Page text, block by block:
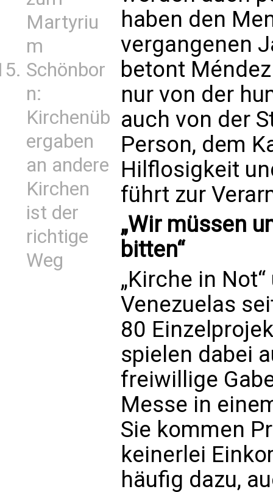
Martyriu
m
Schönbor
n:
Kirchenüb
ergaben
an andere
Kirchen
ist der
richtige
Weg
haben den
vergangenen
betont
nur von der
auch von der
Person, dem
Hilflosigkeit
führt zur
„Wir müssen
bitten“
„Kirche in
Venezuelas
80
spielen dabei
freiwillige
Messe in
Sie kommen
keinerlei
häufig dazu,